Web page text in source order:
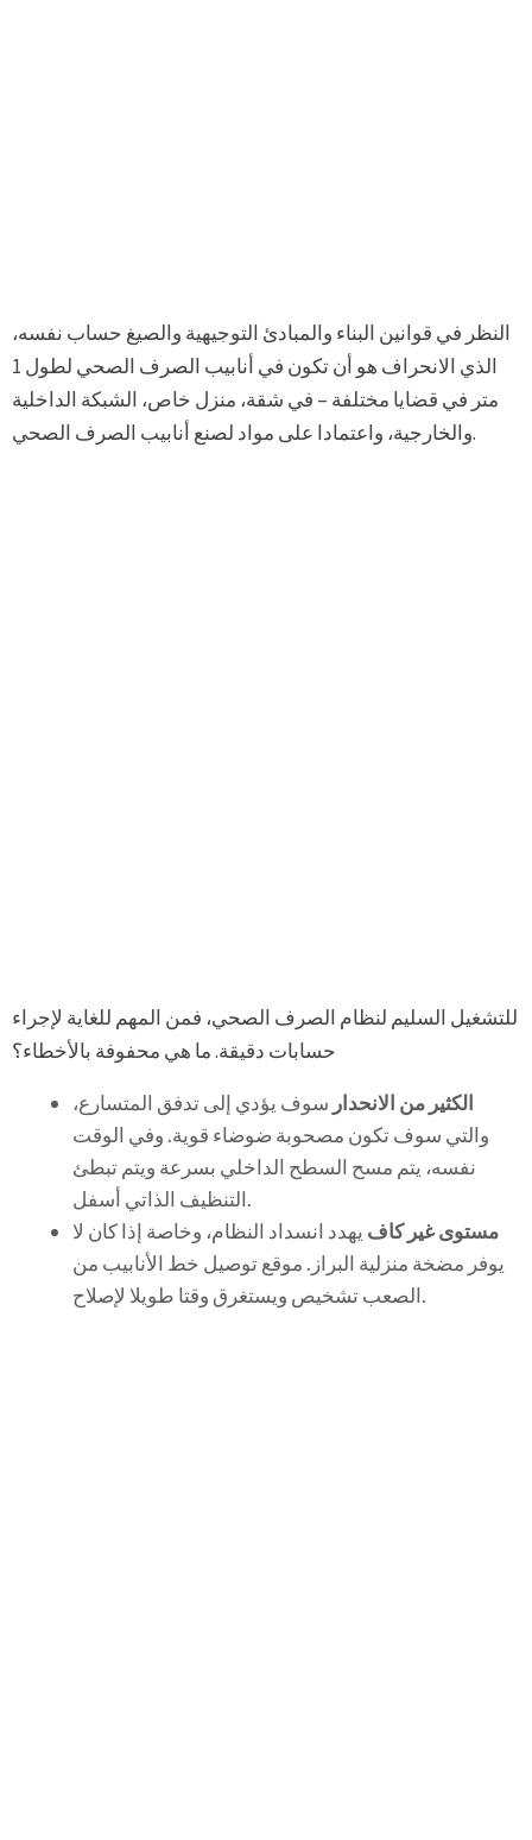
النظر في قوانين البناء والمبادئ التوجيهية والصيغ حساب نفسه،
الذي الانحراف هو أن تكون في أنابيب الصرف الصحي لطول 1
متر في قضايا مختلفة – في شقة، منزل خاص، الشبكة الداخلية
والخارجية، واعتمادا على مواد لصنع أنابيب الصرف الصحي.
للتشغيل السليم لنظام الصرف الصحي، فمن المهم للغاية لإجراء
حسابات دقيقة. ما هي محفوفة بالأخطاء؟
الكثير من الانحدار سوف يؤدي إلى تدفق المتسارع،
والتي سوف تكون مصحوبة ضوضاء قوية. وفي الوقت
نفسه، يتم مسح السطح الداخلي بسرعة ويتم تبطئ
التنظيف الذاتي أسفل.
مستوى غير كاف يهدد انسداد النظام، وخاصة إذا كان لا
يوفر مضخة منزلية البراز. موقع توصيل خط الأنابيب من
الصعب تشخيص ويستغرق وقتا طويلا لإصلاح.